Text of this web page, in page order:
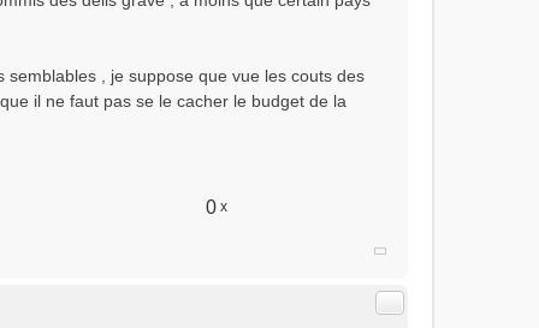
, je suppose que vue les couts des
il ne faut pas se le cacher le budget de la
0 x
Citer